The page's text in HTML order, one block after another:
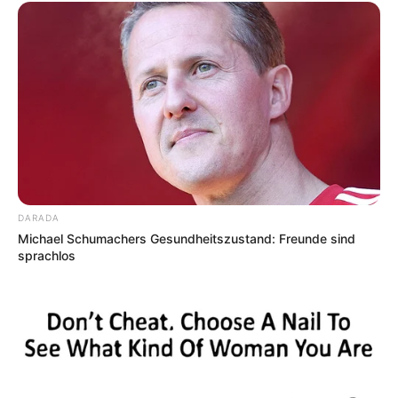
DARADA
Michael Schumachers Gesundheitszustand: Freunde sind
sprachlos